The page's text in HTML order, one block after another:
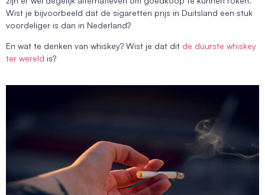
Wist je bijvoorbeeld dat de sigaretten prijs in Duitsland een stuk
voordeliger is dan in Nederland?
En wat te denken van whiskey? Wist je dat dit de duurste whiskey
ter wereld is?